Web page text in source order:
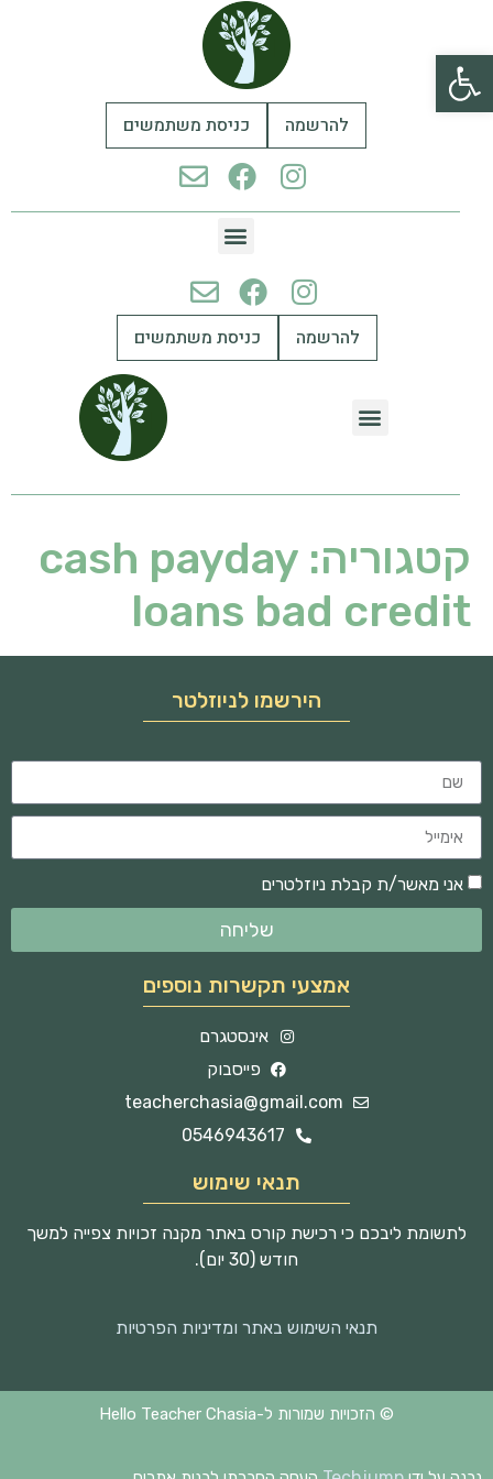
פתח סרגל נגישות
להרשמה כניסת משתמשים
להרשמה כניסת משתמשים
קטגוריה: cash payday
loans bad credit
הירשמו לניוזלטר
אני מאשר/ת קבלת ניוזלטרים
שליחה
אמצעי תקשרות נוספים
אינסטגרם
פייסבוק
teacherchasia@gmail.com
0546943617
תנאי שימוש
לתשומת ליבכם כי רכישת קורס באתר מקנה זכויות צפייה למשך
חודש (30 יום).
תנאי השימוש באתר ומדיניות הפרטיות
© הזכויות שמורות ל-Hello Teacher Chasia